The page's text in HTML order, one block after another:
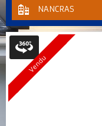
NANCRAS
Vendu